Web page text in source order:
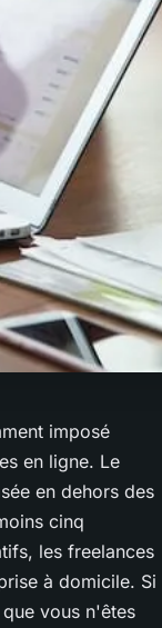
imposé
en ligne. Le
en dehors des
cinq
les freelances
à domicile. Si
vous n'êtes